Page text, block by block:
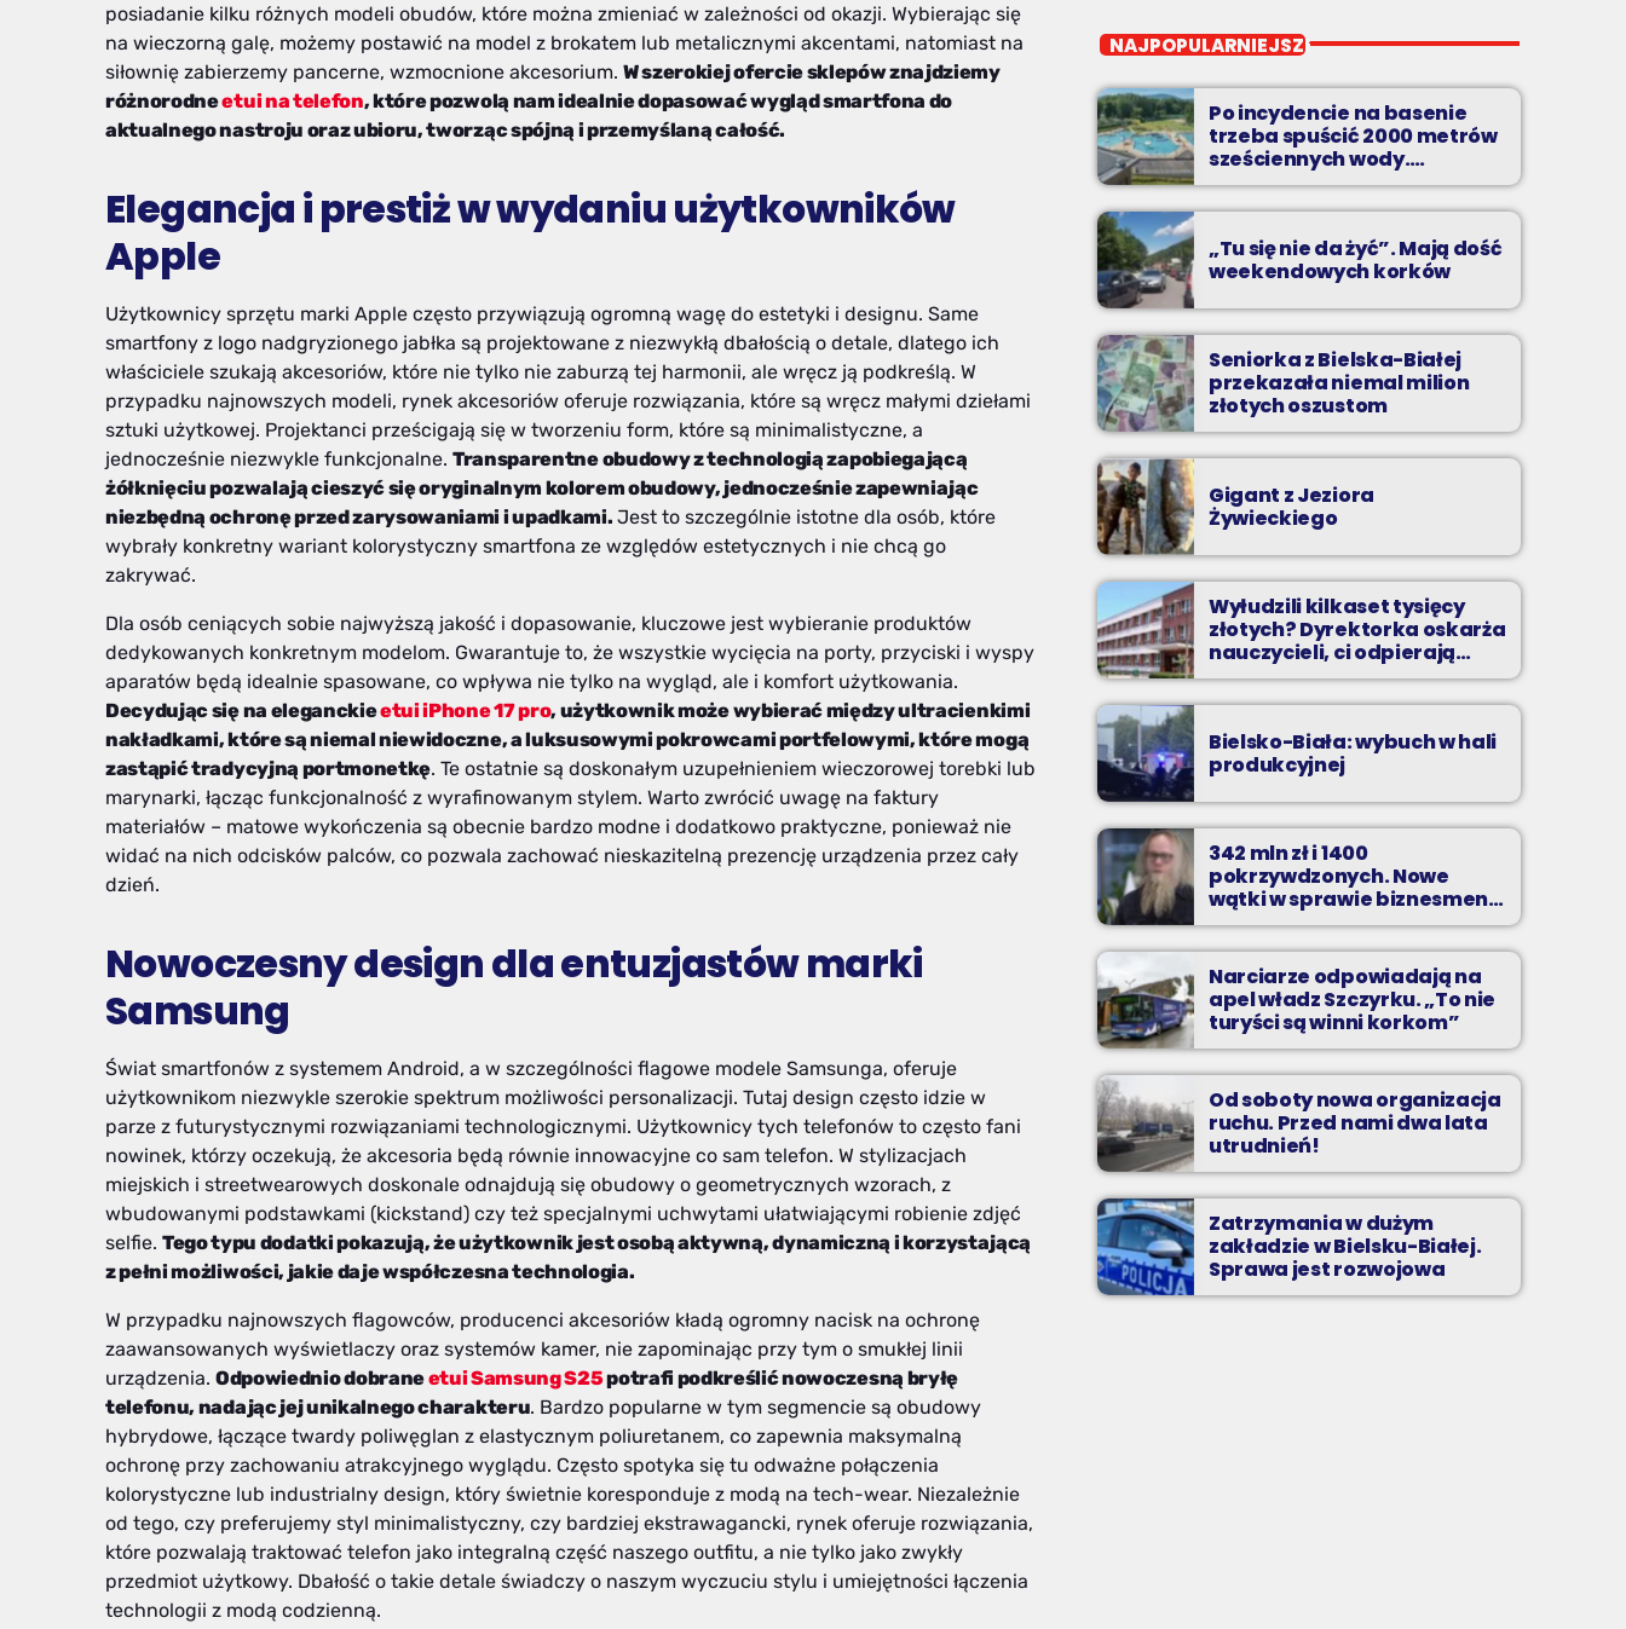
posiadanie kilku różnych modeli obudów, które można zmieniać w zależności od okazji. Wybierając się
na wieczorną galę, możemy postawić na model z brokatem lub metalicznymi akcentami, natomiast na
siłownię zabierzemy pancerne, wzmocnione akcesorium. W szerokiej ofercie sklepów znajdziemy
różnorodneetui na telefon, które pozwolą nam idealnie dopasować wygląd smartfona do
aktualnego nastroju oraz ubioru, tworząc spójną i przemyślaną całość.
Elegancja i prestiż w wydaniu użytkowników
Apple
Użytkownicy sprzętu marki Apple często przywiązują ogromną wagę do estetyki i designu. Same
smartfony z logo nadgryzionego jabłka są projektowane z niezwykłą dbałością o detale, dlatego ich
właściciele szukają akcesoriów, które nie tylko nie zaburzą tej harmonii, ale wręcz ją podkreślą. W
przypadku najnowszych modeli, rynek akcesoriów oferuje rozwiązania, które są wręcz małymi dziełami
sztuki użytkowej. Projektanci prześcigają się w tworzeniu form, które są minimalistyczne, a
jednocześnie niezwykle funkcjonalne. Transparentne obudowy z technologią zapobiegającą
żółknięciu pozwalają cieszyć się oryginalnym kolorem obudowy, jednocześnie zapewniając
niezbędną ochronę przed zarysowaniami i upadkami. Jest to szczególnie istotne dla osób, które
wybrały konkretny wariant kolorystyczny smartfona ze względów estetycznych i nie chcą go
zakrywać.
Dla osób ceniących sobie najwyższą jakość i dopasowanie, kluczowe jest wybieranie produktów
dedykowanych konkretnym modelom. Gwarantuje to, że wszystkie wycięcia na porty, przyciski i wyspy
aparatów będą idealnie spasowane, co wpływa nie tylko na wygląd, ale i komfort użytkowania.
Decydując się na eleganckieetui iPhone 17 pro, użytkownik może wybierać między ultracienkimi
nakładkami, które są niemal niewidoczne, a luksusowymi pokrowcami portfelowymi, które mogą
zastąpić tradycyjną portmonetkę. Te ostatnie są doskonałym uzupełnieniem wieczorowej torebki lub
marynarki, łącząc funkcjonalność z wyrafinowanym stylem. Warto zwrócić uwagę na faktury
materiałów – matowe wykończenia są obecnie bardzo modne i dodatkowo praktyczne, ponieważ nie
widać na nich odcisków palców, co pozwala zachować nieskazitelną prezencję urządzenia przez cały
dzień.
Nowoczesny design dla entuzjastów marki
Samsung
Świat smartfonów z systemem Android, a w szczególności flagowe modele Samsunga, oferuje
użytkownikom niezwykle szerokie spektrum możliwości personalizacji. Tutaj design często idzie w
parze z futurystycznymi rozwiązaniami technologicznymi. Użytkownicy tych telefonów to często fani
nowinek, którzy oczekują, że akcesoria będą równie innowacyjne co sam telefon. W stylizacjach
miejskich i streetwearowych doskonale odnajdują się obudowy o geometrycznych wzorach, z
wbudowanymi podstawkami (kickstand) czy też specjalnymi uchwytami ułatwiającymi robienie zdjęć
selfie. Tego typu dodatki pokazują, że użytkownik jest osobą aktywną, dynamiczną i korzystającą
z pełni możliwości, jakie daje współczesna technologia.
W przypadku najnowszych flagowców, producenci akcesoriów kładą ogromny nacisk na ochronę
zaawansowanych wyświetlaczy oraz systemów kamer, nie zapominając przy tym o smukłej linii
urządzenia. Odpowiednio dobraneetui Samsung S25potrafi podkreślić nowoczesną bryłę
telefonu, nadając jej unikalnego charakteru. Bardzo popularne w tym segmencie są obudowy
hybrydowe, łączące twardy poliwęglan z elastycznym poliuretanem, co zapewnia maksymalną
ochronę przy zachowaniu atrakcyjnego wyglądu. Często spotyka się tu odważne połączenia
kolorystyczne lub industrialny design, który świetnie koresponduje z modą na tech-wear. Niezależnie
od tego, czy preferujemy styl minimalistyczny, czy bardziej ekstrawagancki, rynek oferuje rozwiązania,
które pozwalają traktować telefon jako integralną część naszego outfitu, a nie tylko jako zwykły
przedmiot użytkowy. Dbałość o takie detale świadczy o naszym wyczuciu stylu i umiejętności łączenia
technologii z modą codzienną.
Beztroski Czas z Radiem
do poniedziałku do piątku od 13 do 16
jak atrakcyjnie spędzić czas w regionie, jak
ominąć korki i jak odpocząć?
NAJPOPULARNIEJSZE WIADOMOŚCI
Po incydencie na basenie
trzeba spuścić 2000 metrów
sześciennych wody.
„Ogromne koszty i ogromna
praca”
„Tu się nie da żyć”. Mają dość
weekendowych korków
Seniorka z Bielska-Białej
przekazała niemal milion
złotych oszustom
Gigant z Jeziora
Żywieckiego
Wyłudzili kilkaset tysięcy
złotych? Dyrektorka oskarża
nauczycieli, ci odpierają
zarzuty
Bielsko-Biała: wybuch w hali
produkcyjnej
342 mln zł i 1400
pokrzywdzonych. Nowe
wątki w sprawie biznesmena
z Bielska-Białej
Narciarze odpowiadają na
apel władz Szczyrku. „To nie
turyści są winni korkom”
Od soboty nowa organizacja
ruchu. Przed nami dwa lata
utrudnień!
Zatrzymania w dużym
zakładzie w Bielsku-Białej.
Sprawa jest rozwojowa